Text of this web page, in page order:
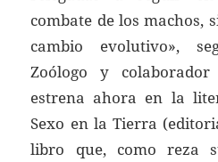
combate de los machos,
cambio evolutivo»,
Zoólogo y
estrena ahora en la
Sexo en la Tierra
libro que, como reza